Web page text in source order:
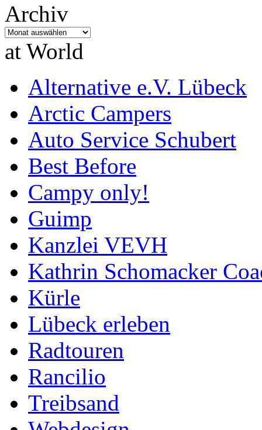
Archiv
Archiv
at World
Alternative e.V. Lübeck
Arctic Campers
Auto Service Schubert
Best Before
Campy only!
Guimp
Kanzlei VEVH
Kathrin Schomacker
Kürle
Lübeck erleben
Radtouren
Rancilio
Treibsand